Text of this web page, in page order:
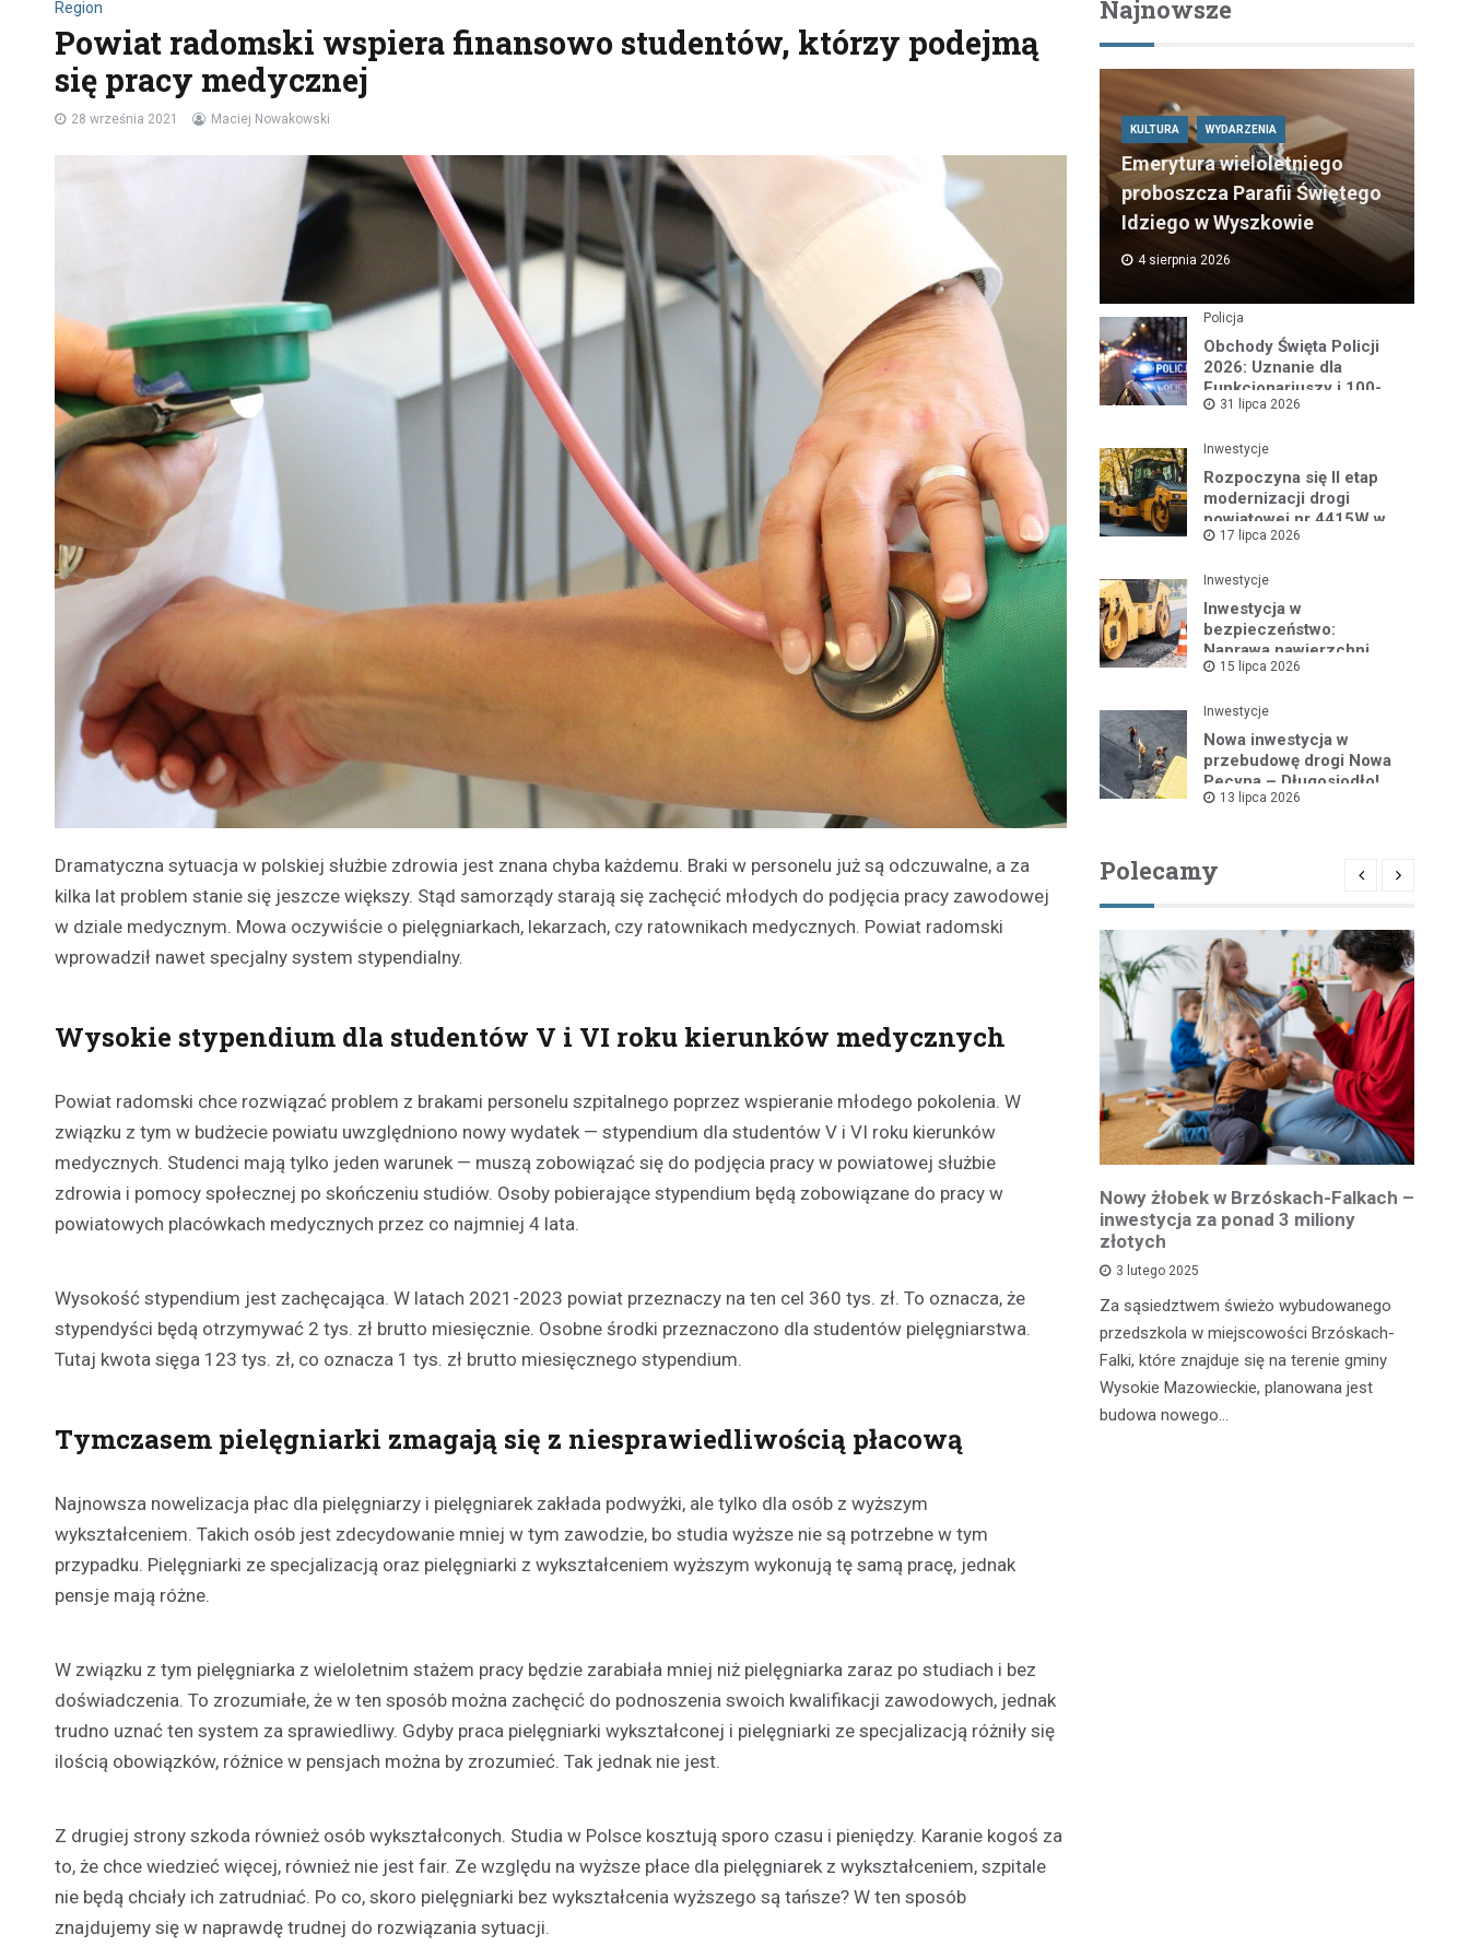
Region
Powiat radomski wspiera finansowo studentów, którzy podejmą
się pracy medycznej
28 września 2021 Maciej Nowakowski
Dramatyczna sytuacja w polskiej służbie zdrowia jest znana chyba każdemu. Braki w personelu już są odczuwalne, a za
kilka lat problem stanie się jeszcze większy. Stąd samorządy starają się zachęcić młodych do podjęcia pracy zawodowej
w dziale medycznym. Mowa oczywiście o pielęgniarkach, lekarzach, czy ratownikach medycznych. Powiat radomski
wprowadził nawet specjalny system stypendialny.
Wysokie stypendium dla studentów V i VI roku kierunków medycznych
Powiat radomski chce rozwiązać problem z brakami personelu szpitalnego poprzez wspieranie młodego pokolenia. W
związku z tym w budżecie powiatu uwzględniono nowy wydatek — stypendium dla studentów V i VI roku kierunków
medycznych. Studenci mają tylko jeden warunek — muszą zobowiązać się do podjęcia pracy w powiatowej służbie
zdrowia i pomocy społecznej po skończeniu studiów. Osoby pobierające stypendium będą zobowiązane do pracy w
powiatowych placówkach medycznych przez co najmniej 4 lata.
Wysokość stypendium jest zachęcająca. W latach 2021-2023 powiat przeznaczy na ten cel 360 tys. zł. To oznacza, że
stypendyści będą otrzymywać 2 tys. zł brutto miesięcznie. Osobne środki przeznaczono dla studentów pielęgniarstwa.
Tutaj kwota sięga 123 tys. zł, co oznacza 1 tys. zł brutto miesięcznego stypendium.
Tymczasem pielęgniarki zmagają się z niesprawiedliwością płacową
Najnowsza nowelizacja płac dla pielęgniarzy i pielęgniarek zakłada podwyżki, ale tylko dla osób z wyższym
wykształceniem. Takich osób jest zdecydowanie mniej w tym zawodzie, bo studia wyższe nie są potrzebne w tym
przypadku. Pielęgniarki ze specjalizacją oraz pielęgniarki z wykształceniem wyższym wykonują tę samą pracę, jednak
pensje mają różne.
W związku z tym pielęgniarka z wieloletnim stażem pracy będzie zarabiała mniej niż pielęgniarka zaraz po studiach i bez
doświadczenia. To zrozumiałe, że w ten sposób można zachęcić do podnoszenia swoich kwalifikacji zawodowych, jednak
trudno uznać ten system za sprawiedliwy. Gdyby praca pielęgniarki wykształconej i pielęgniarki ze specjalizacją różniły się
ilością obowiązków, różnice w pensjach można by zrozumieć. Tak jednak nie jest.
Z drugiej strony szkoda również osób wykształconych. Studia w Polsce kosztują sporo czasu i pieniędzy. Karanie kogoś za
to, że chce wiedzieć więcej, również nie jest fair. Ze względu na wyższe płace dla pielęgniarek z wykształceniem, szpitale
nie będą chciały ich zatrudniać. Po co, skoro pielęgniarki bez wykształcenia wyższego są tańsze? W ten sposób
znajdujemy się w naprawdę trudnej do rozwiązania sytuacji.
Najnowsze
KULTURA WYDARZENIA
Emerytura wieloletniego
proboszcza Parafii Świętego
Idziego w Wyszkowie
4 sierpnia 2026
Policja
Obchody Święta Policji
2026: Uznanie dla
Funkcjonariuszy i 100-
lecie Dzielnicowych
31 lipca 2026
Inwestycje
Rozpoczyna się II etap
modernizacji drogi
powiatowej nr 4415W w
Leszczydole
17 lipca 2026
Inwestycje
Inwestycja w
bezpieczeństwo:
Naprawa nawierzchni
drogi powiatowej nr
15 lipca 2026
Inwestycje
Nowa inwestycja w
przebudowę drogi Nowa
Pecyna – Długosiodło!
13 lipca 2026
Polecamy
Plan modernizacji drogi powiatowej
Rozważana jest rozbudowa odcinka
powiatowej trasy nr 4415W, prowadzącej z
Nowy żłobek w Brzóskach-Falkach –
inwestycja za ponad 3 miliony
złotych
3 lutego 2025
Za sąsiedztwem świeżo wybudowanego
przedszkola w miejscowości Brzóskach-
Falki, które znajduje się na terenie gminy
Wysokie Mazowieckie, planowana jest
budowa nowego…